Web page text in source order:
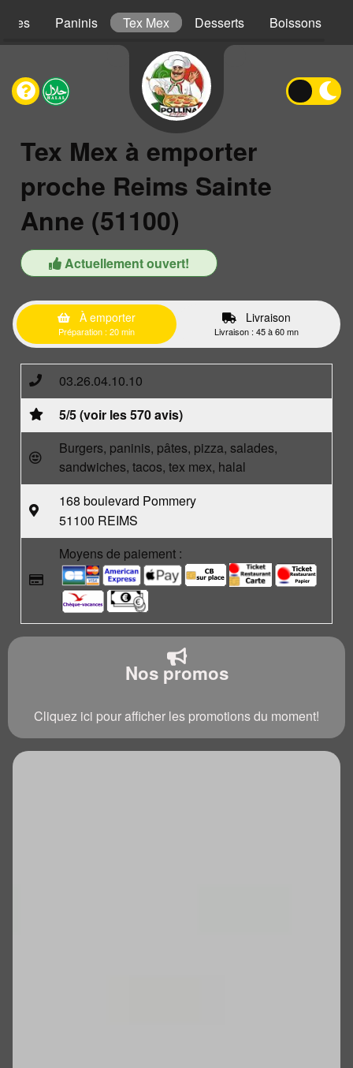
Paninis Tex Mex Desserts Boissons
Tex Mex à emporter
proche Reims Sainte
Anne (51100)
Actuellement ouvert!
À emporter
Préparation : 20 min
Livraison
Livraison : 45 à 60 mn
03.26.04.10.10
5/5 (voir les 570 avis)
Burgers, paninis, pâtes, pizza, salades,
sandwiches, tacos, tex mex, halal
168 boulevard Pommery
51100 REIMS
Moyens de paiement :
Nos promos
Cliquez ici pour afficher les promotions du moment!